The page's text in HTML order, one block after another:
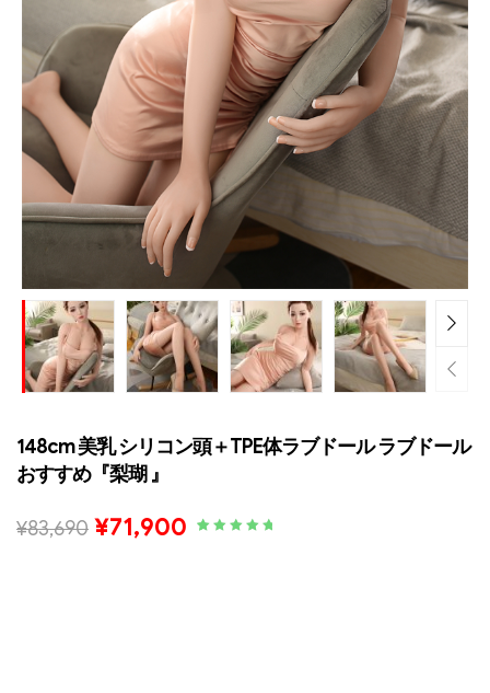
148cm 美乳 シリコン頭＋TPE体ラブドール ラブドール
おすすめ『梨瑚 』
¥83,690 ¥71,900